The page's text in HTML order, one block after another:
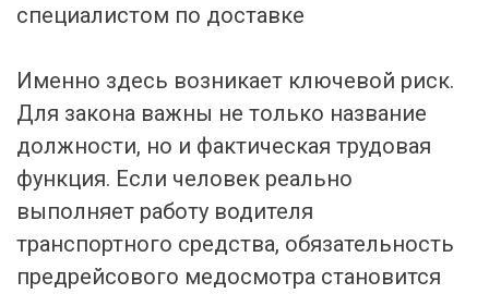
специалистом по доставке
Именно здесь возникает ключевой риск.
Для закона важны не только название
должности, но и фактическая трудовая
функция. Если человек реально
выполняет работу водителя
транспортного средства, обязательность
предрейсового медосмотра становится